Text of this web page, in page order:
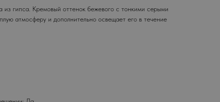
из гипса. Кремовый оттенок бежевого с тонкими серыми
атмосферу и дополнительно освещает его в течение